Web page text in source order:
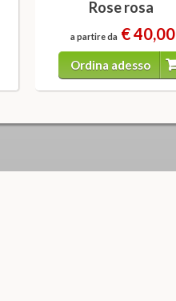
Rose rosa
a partire da € 40,00
Ordina adesso